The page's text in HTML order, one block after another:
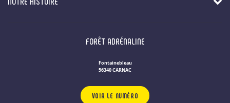
FORÊT ADRÉNALINE
Fontainebleau
56340 CARNAC
VOIR LE NUMÉRO